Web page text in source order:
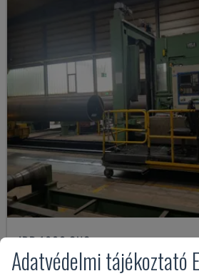
IRD 1600 CNC
IRLE - VÍZSZINTES MEGMUNKÁLÓKÖZPONT
Adatvédelmi tájékoztató